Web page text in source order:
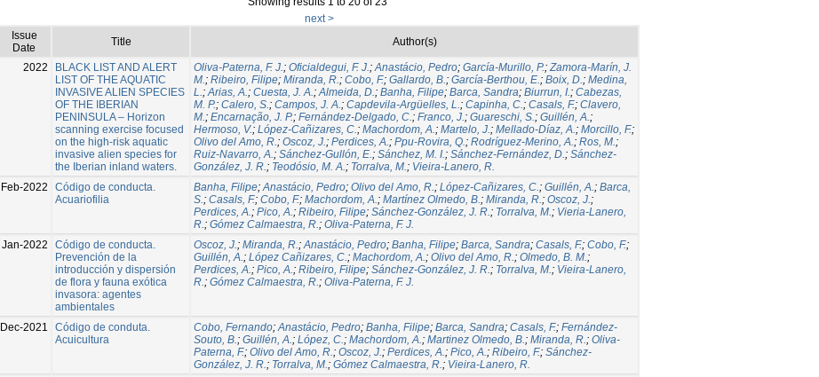
next >
Issue
Date
Title Author(s)
2022
BLACK LIST AND ALERT
LIST OF THE AQUATIC
INVASIVE ALIEN SPECIES
OF THE IBERIAN
PENINSULA – Horizon
scanning exercise focused
on the high-risk aquatic
invasive alien species for
the Iberian inland waters.
Oliva-Paterna, F. J.; Oficialdegui, F. J.;Anastácio, Pedro; García-Murillo, P.;Zamora-Marín, J.
M.; Ribeiro, Filipe; Miranda, R.; Cobo, F.; Gallardo, B.; García-Berthou, E.; Boix, D.; Medina,
L.;Arias, A.; Cuesta, J. A.;Almeida, D.; Banha, Filipe; Barca, Sandra; Biurrun, I.; Cabezas,
M. P.; Calero, S.; Campos, J. A.; Capdevila-Argüelles, L.; Capinha, C.; Casals, F.; Clavero,
M.; Encarnação, J. P.; Fernández-Delgado, C.; Franco, J.; Guareschi, S.; Guillén, A.;
Hermoso, V.; López-Cañizares, C.; Machordom, A.; Martelo, J.; Mellado-Díaz, A.; Morcillo, F.;
Olivo del Amo, R.; Oscoz, J.; Perdices, A.; Ppu-Rovira, Q.; Rodríguez-Merino, A.; Ros, M.;
Ruiz-Navarro, A.; Sánchez-Gullón, E.; Sánchez, M. I.; Sánchez-Fernández, D.; Sánchez-
González, J. R.; Teodósio, M. A.; Torralva, M.; Vieira-Lanero, R.
Feb-2022
Código de conducta.
Acuariofilia
Banha, Filipe;Anastácio, Pedro; Olivo del Amo, R.; López-Cañizares, C.; Guillén, A.; Barca,
S.; Casals, F.; Cobo, F.; Machordom, A.; Martínez Olmedo, B.; Miranda, R.; Oscoz, J.;
Perdices, A.; Pico, A.; Ribeiro, Filipe; Sánchez-González, J. R.; Torralva, M.; Vieria-Lanero,
R.; Gómez Calmaestra, R.; Oliva-Paterna, F. J.
Jan-2022
Código de conducta.
Prevención de la
introducción y dispersión
de flora y fauna exótica
invasora: agentes
ambientales
Oscoz, J.; Miranda, R.;Anastácio, Pedro; Banha, Filipe; Barca, Sandra; Casals, F.; Cobo, F.;
Guillén, A.; López Cañizares, C.; Machordom, A.; Olivo del Amo, R.; Olmedo, B. M.;
Perdices, A.; Pico, A.; Ribeiro, Filipe; Sánchez-González, J. R.; Torralva, M.; Vieira-Lanero,
R.; Gómez Calmaestra, R.; Oliva-Paterna, F. J.
Dec-2021
Código de conduta.
Acuicultura
Cobo, Fernando;Anastácio, Pedro; Banha, Filipe; Barca, Sandra; Casals, F.; Fernández-
Souto, B.; Guillén, A.; López, C.; Machordom, A.; Martinez Olmedo, B.; Miranda, R.; Oliva-
Paterna, F.; Olivo del Amo, R.; Oscoz, J.; Perdices, A.; Pico, A.; Ribeiro, F.; Sánchez-
González, J. R.; Torralva, M.; Gómez Calmaestra, R.; Vieira-Lanero, R.